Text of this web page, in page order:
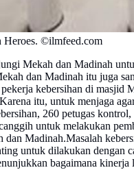
Heroes. ©ilmfeed.com
Mekah dan Madinah
dan Madinah itu juga
kebersihan di masjid
itu, untuk menjaga
260 petugas
untuk melakukan
dan Madinah.Masalah
untuk dilakukan dengan
bagaimana